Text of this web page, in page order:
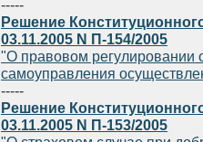
-----
Решение
03.11.2005 N П-154/2005
"О правовом регулировании
самоуправления
-----
Решение
03.11.2005 N П-153/2005